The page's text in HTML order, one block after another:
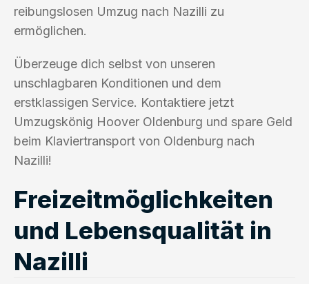
reibungslosen Umzug nach Nazilli zu
ermöglichen.
Überzeuge dich selbst von unseren
unschlagbaren Konditionen und dem
erstklassigen Service. Kontaktiere jetzt
Umzugskönig Hoover Oldenburg und spare Geld
beim Klaviertransport von Oldenburg nach
Nazilli!
Freizeitmöglichkeiten
und Lebensqualität in
Nazilli